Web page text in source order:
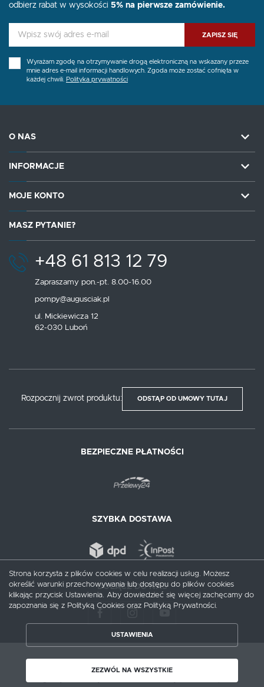
odbierz rabat w wysokości 5% na pierwsze zamówienie.
ZAPISZ SIĘ
Wyrażam zgodę na otrzymywanie drogą elektroniczną na wskazany przeze
mnie adres e-mail informacji handlowych. Zgoda może zostać cofnięta w
każdej chwili. Polityka prywatności
O NAS
INFORMACJE
MOJE KONTO
MASZ PYTANIE?
+48 61 813 12 79
Zapraszamy pon.-pt. 8.00-16.00
pompy@augusciak.pl
ul. Mickiewicza 12
62-030 Luboń
Rozpocznij zwrot produktu: ODSTĄP OD UMOWY TUTAJ
BEZPIECZNE PŁATNOŚCI
SZYBKA DOSTAWA
DOŁĄCZ DO NAS
Copyright by augusciak.pl
Strona korzysta z plików cookies w celu realizacji usług. Możesz
określić warunki przechowywania lub dostępu do plików cookies
klikając przycisk Ustawienia. Aby dowiedzieć się więcej zachęcamy do
zapoznania się z Polityką Cookies oraz Polityką Prywatności.
USTAWIENIA
ZEZWÓL NA WSZYSTKIE
ZEZWÓL NA WSZYSTKIE